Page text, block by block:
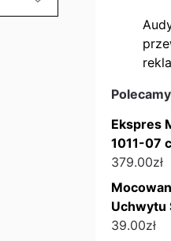
Ekspres
1011-07
379.00zł
Uchwytu
39.00zł